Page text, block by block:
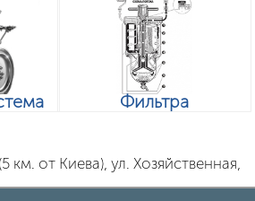
Фильтра
км. от Киева), ул. Хозяйственная,